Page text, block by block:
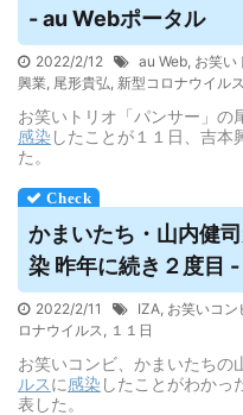
- au Webポータル
2022/2/12 au Web, お笑い
興業, 尾形貴弘, 新型コロナウイルス
お笑いトリオ「パンサー」の
感染 したことが１１日、吉本
た。
かまいたち・山内健
染 昨年に続き２度目
2022/2/11 IZA, お笑いコン
ロナウイルス, １１日
お笑いコンビ、かまいたちの
ルスに感染 したことがわかっ
表した。